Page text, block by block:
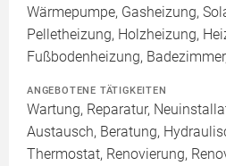
Wärmepumpe, Gasheizung,
Pelletheizung, Holzheizung,
Fußbodenheizung,
ANGEBOTENE TÄTIGKEITEN
Wartung, Reparatur,
Austausch, Beratung,
Thermostat, Renovierung,